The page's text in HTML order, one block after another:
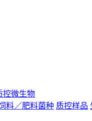
控微生物
料／肥料菌种 质控样品